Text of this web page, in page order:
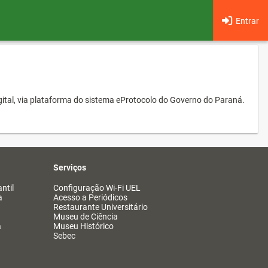
Entrar
via plataforma do sistema eProtocolo do Governo do Paraná.
Serviços
Configuração Wi-Fi UEL
Acesso a Periódicos
Restaurante Universitário
Museu de Ciência
Museu Histórico
Sebec